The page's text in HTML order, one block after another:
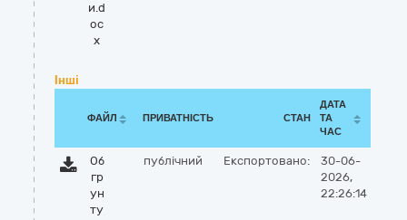
и.d
oc
x
Інші
ФАЙЛ ПРИВАТНІСТЬ СТАН
ДАТА
ТА
ЧАС
Об
гр
ун
ту
публічний Експортовано:
30-06-
2026,
22:26:14